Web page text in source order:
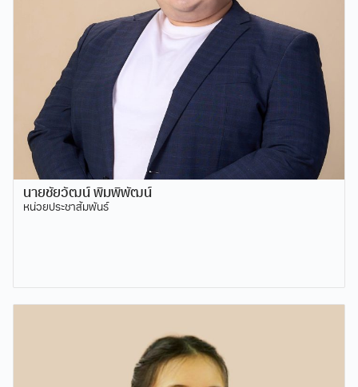
นายชัยวัฒน์ พิมพิพัฒน์
หน่วยประชาสัมพันธ์